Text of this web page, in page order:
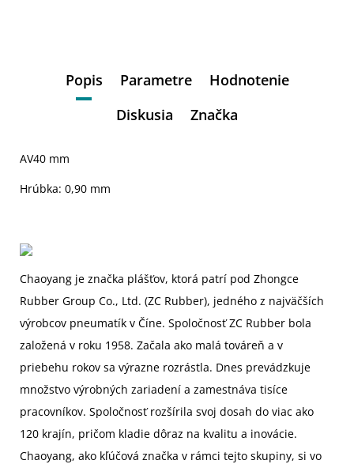
Popis Parametre
Hodnotenie
Diskusia
Značka
AV40 mm
Hrúbka: 0,90 mm
Chaoyang je značka plášťov, ktorá patrí pod Zhongce
Rubber Group Co., Ltd. (ZC Rubber), jedného z najväčších
výrobcov pneumatík v Číne. Spoločnosť ZC Rubber bola
založená v roku 1958. Začala ako malá továreň a v
priebehu rokov sa výrazne rozrástla. Dnes prevádzkuje
množstvo výrobných zariadení a zamestnáva tisíce
pracovníkov. Spoločnosť rozšírila svoj dosah do viac ako
120 krajín, pričom kladie dôraz na kvalitu a inovácie.
Chaoyang, ako kľúčová značka v rámci tejto skupiny, si vo